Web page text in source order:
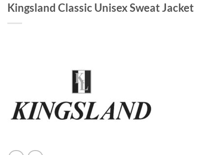
Kingsland Classic Unisex Sweat Jacket